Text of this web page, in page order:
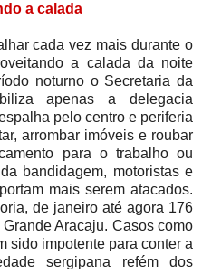
a calada
cada vez mais durante o
a calada da noite
noturno o Secretaria da
apenas a delegacia
pelo centro e periferia
arrombar imóveis e roubar
para o trabalho ou
bandidagem, motoristas e
mais serem atacados.
de janeiro até agora 176
Aracaju. Casos como
sido impotente para conter a
sergipana refém dos